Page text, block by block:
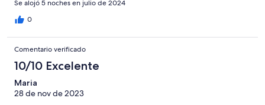
Se alojó 5 noches en julio de 2024
0
Comentario verificado
10/10 Excelente
Maria
28 de nov de 2023